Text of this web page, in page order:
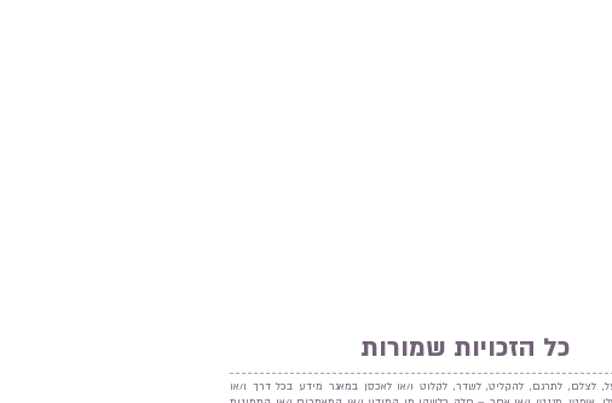
כל הזכויות שמורות
לצלם, לתרגם, להקליט, לשדר, לקלוט ו/או לאכסן במאגר מידע בכל דרך ו/או